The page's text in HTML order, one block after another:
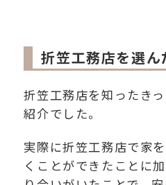
折笠工務店を選ん
折笠工務店を知ったき
紹介でした。
実際に折笠工務店で家
くことができたことに